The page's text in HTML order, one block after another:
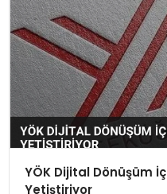
YÖK Dijital Dönüşüm
Yetiştiriyor